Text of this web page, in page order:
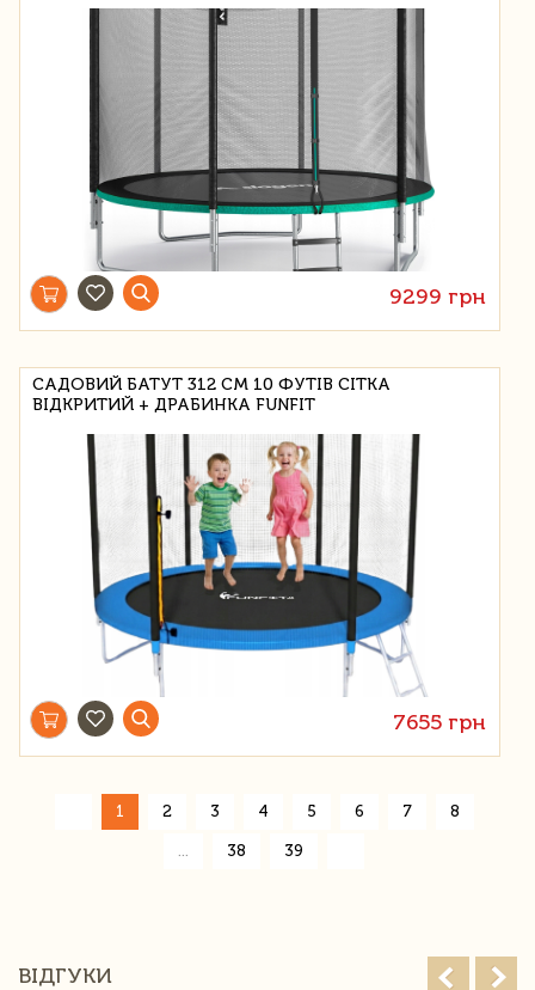
9299 грн
САДОВИЙ БАТУТ 312 СМ 10 ФУТІВ СІТКА
ВІДКРИТИЙ + ДРАБИНКА FUNFIT
7655 грн
1 2 3 4 5 6 7 8
38 39
ВІДГУКИ